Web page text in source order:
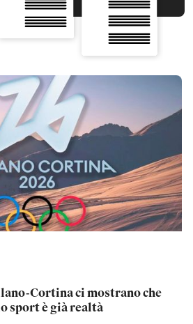
Cortina ci mostrano che
sport è già realtà